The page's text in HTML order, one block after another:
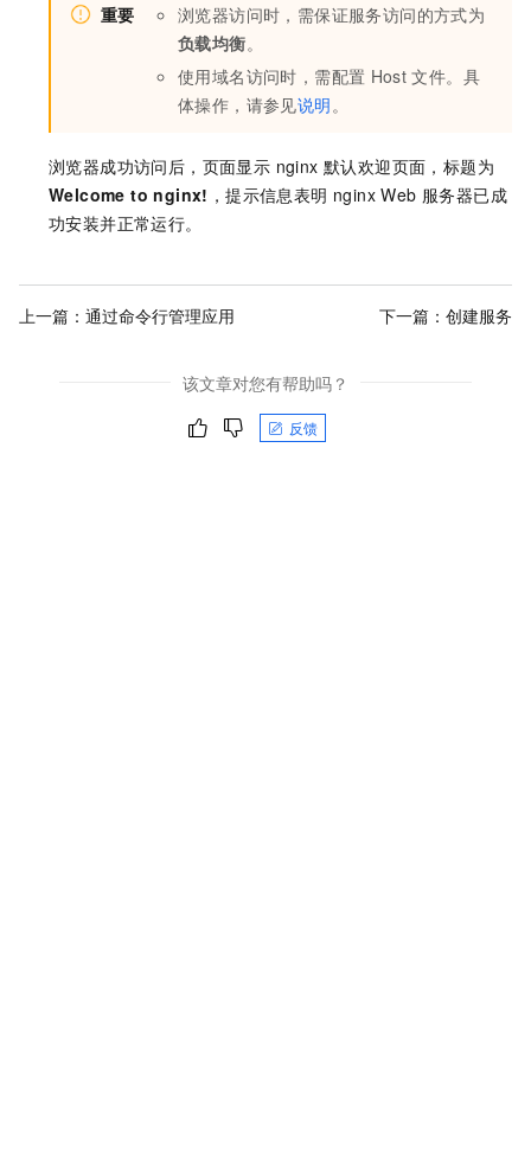
重要
浏览器访问时，需保证服务访问的方式为
负载均衡。
使用域名访问时，需配置 Host 文件。具
体操作，请参见说明 。
浏览器成功访问后，页面显示 nginx 默认欢迎页面，标题为
Welcome to nginx! ，提示信息表明 nginx Web 服务器已成
功安装并正常运行。
上一篇： 通过命令行管理应用 下一篇： 创建服务
该文章对您有帮助吗？
反馈